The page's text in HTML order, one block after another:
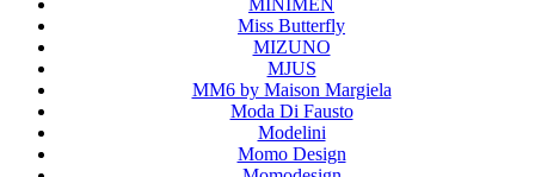
Miss Butterfly
MIZUNO
MJUS
MM6 by Maison Margiela
Moda Di Fausto
Modelini
Momo Design